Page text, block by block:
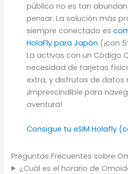
público no es tan
pensar. La solución más
siempre conectado es
HolaFly para Japón (¡con
La activas con un Código
necesidad de tarjetas
extra, y disfrutas de datos
¡Imprescindible para
aventura!
Consigue tu eSIM Holafly
Preguntas Frecuentes sobre
¿Cuál es el horario de